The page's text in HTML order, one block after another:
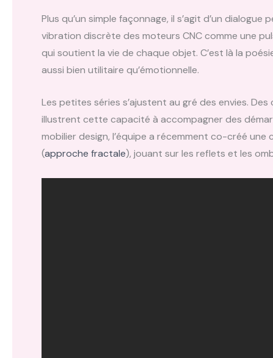
Plus qu’un simple façonnage, il s’agit d’un
vibration discrète des moteurs CNC comme une
qui soutient la vie de chaque objet. C’est là la
aussi bien utilitaire qu’émotionnelle.
Les petites séries s’ajustent au gré des envies.
illustrent cette capacité à accompagner des
mobilier design, l’équipe a récemment co-créé
(approche fractale), jouant sur les reflets et les